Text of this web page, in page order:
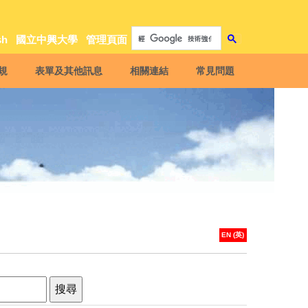
國立中興大學 管理頁面
表單及其他訊息 相關連結 常見問題
EN (英)